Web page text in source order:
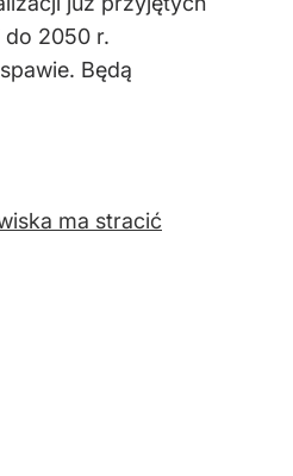
do 2050 r.
Będą
ma stracić